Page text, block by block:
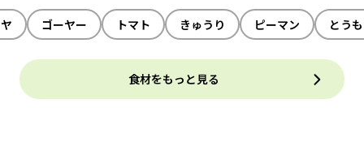
ゴーヤー トマト きゅうり ピーマン とう
食材をもっと見る